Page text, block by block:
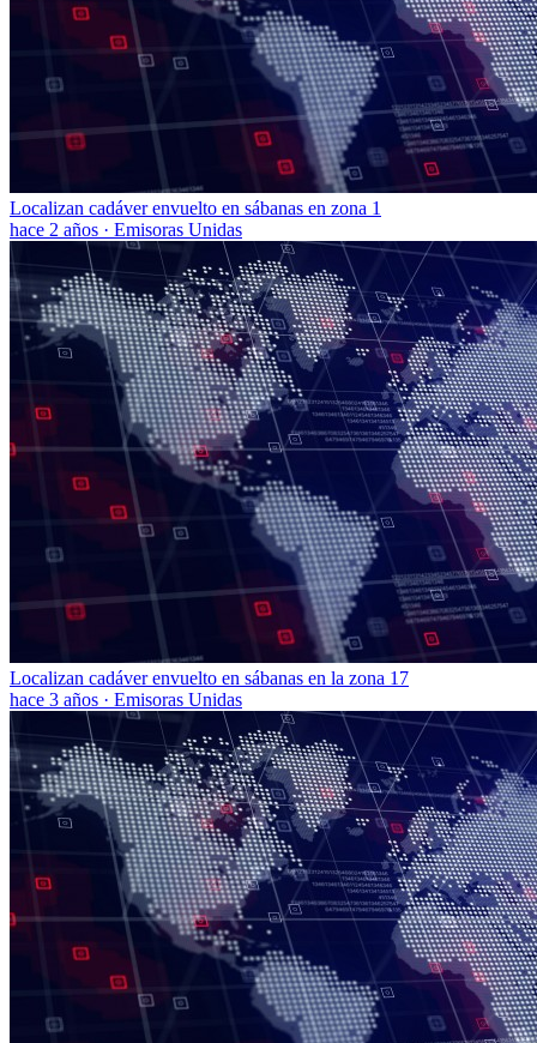
Localizan cadáver envuelto en sábanas en zona 1
hace 2 años · Emisoras Unidas
Localizan cadáver envuelto en sábanas en la zona 17
hace 3 años · Emisoras Unidas